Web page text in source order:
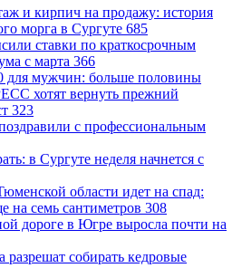
и кирпич на продажу: история
морга в Сургуте 685
ставки по краткосрочным
с марта 366
для мужчин: больше половины
хотят вернуть прежний
323
с профессиональным
в Сургуте неделя начнется с
области идет на спад:
на семь сантиметров 308
дороге в Югре выросла почти на
разрешат собирать кедровые